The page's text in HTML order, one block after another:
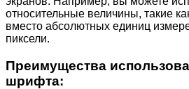
относительные величины, такие
вместо абсолютных единиц
пиксели.
Преимущества
шрифта: